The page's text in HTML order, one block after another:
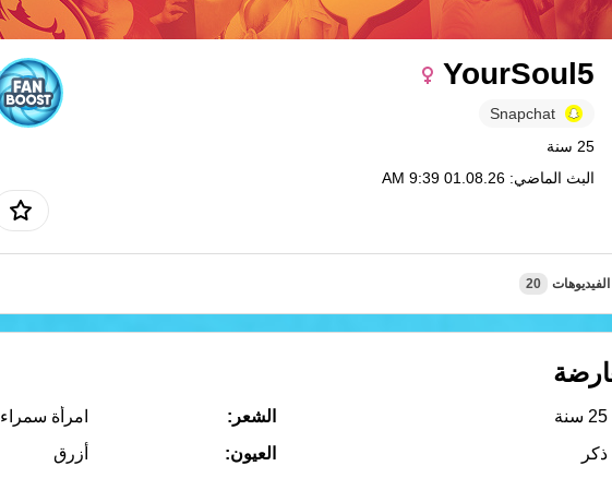
YourSoul5
Snapchat
25 سنة
البث الماضي: 01.08.26 9:39 AM
الفيديوهات 20
25 سنة
ذكر
الشعر:
امرأة سمراء
العيون:
أزرق